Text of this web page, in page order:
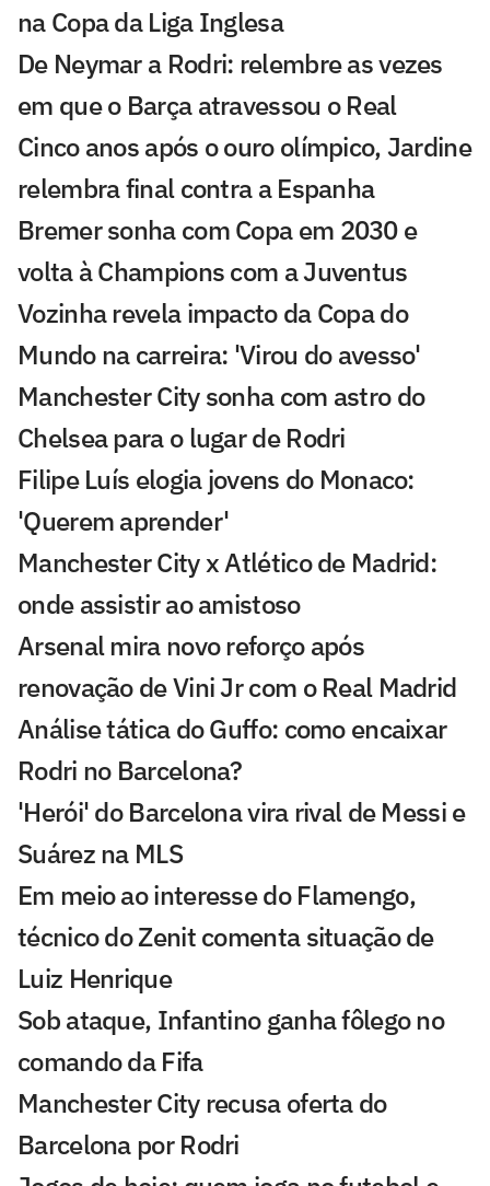
na Copa da Liga Inglesa
De Neymar a Rodri: relembre as vezes
em que o Barça atravessou o Real
Cinco anos após o ouro olímpico, Jardine
relembra final contra a Espanha
Bremer sonha com Copa em 2030 e
volta à Champions com a Juventus
Vozinha revela impacto da Copa do
Mundo na carreira: 'Virou do avesso'
Manchester City sonha com astro do
Chelsea para o lugar de Rodri
Filipe Luís elogia jovens do Monaco:
'Querem aprender'
Manchester City x Atlético de Madrid:
onde assistir ao amistoso
Arsenal mira novo reforço após
renovação de Vini Jr com o Real Madrid
Análise tática do Guffo: como encaixar
Rodri no Barcelona?
'Herói' do Barcelona vira rival de Messi e
Suárez na MLS
Em meio ao interesse do Flamengo,
técnico do Zenit comenta situação de
Luiz Henrique
Sob ataque, Infantino ganha fôlego no
comando da Fifa
Manchester City recusa oferta do
Barcelona por Rodri